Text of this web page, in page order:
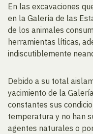
En las excavaciones
en la Galería de las
de los animales
herramientas líticas,
indiscutiblemente
Debido a su total
yacimiento de la
constantes sus
temperatura y no han
agentes naturales o